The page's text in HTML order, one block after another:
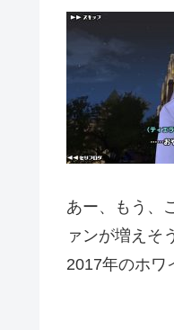
あー、もう、
ァンが増えそ
2017年のホワ